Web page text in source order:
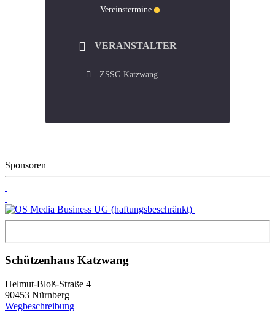
Vereinstermine
VERANSTALTER
ZSSG Katzwang
Sponsoren
Schützenhaus Katzwang
Helmut-Bloß-Straße 4
90453 Nürnberg
Wegbeschreibung